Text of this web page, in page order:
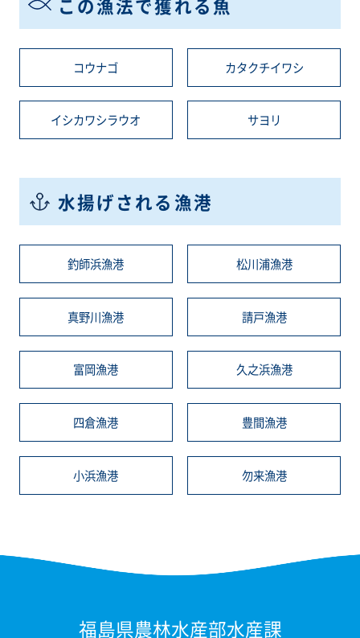
この漁法で獲れる魚
コウナゴ カタクチイワシ
イシカワシラウオ サヨリ
水揚げされる漁港
釣師浜漁港 松川浦漁港
真野川漁港 請戸漁港
富岡漁港 久之浜漁港
四倉漁港 豊間漁港
小浜漁港 勿来漁港
福島県農林水産部水産課